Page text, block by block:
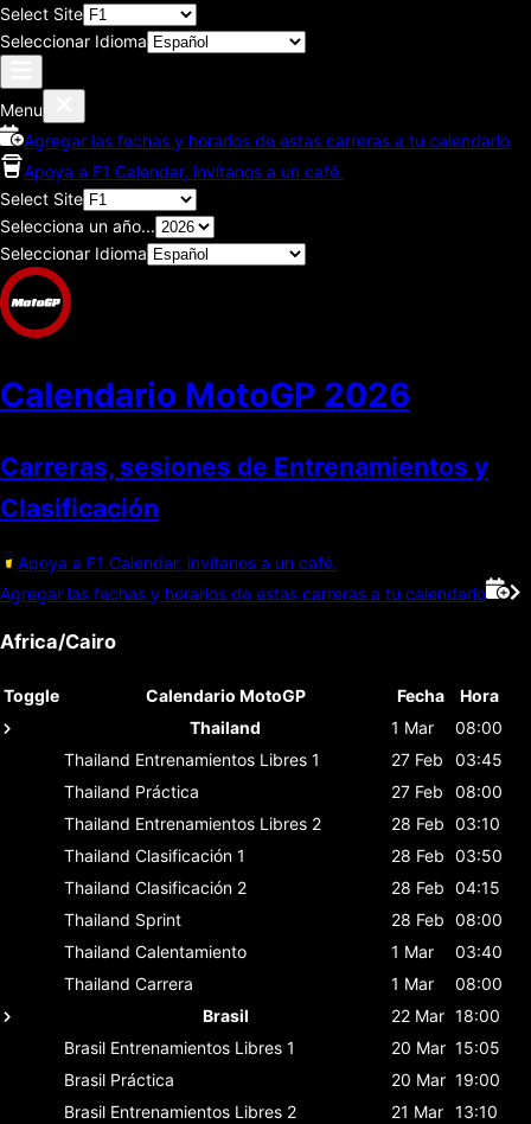
Select Site
Seleccionar Idioma
Menu
Agregar las fechas y horarios de estas carreras a tu calendario
Apoya a F1 Calendar, invítanos a un café.
Select Site
Selecciona un año...
Seleccionar Idioma
Calendario MotoGP 2026
Carreras, sesiones de Entrenamientos y
Clasificación
Apoya a F1 Calendar, invítanos a un café.
Agregar las fechas y horarios de estas carreras a tu calendario
Africa/Cairo
Toggle Calendario MotoGP Fecha
Hora
Thailand
1 Mar
08:00
Thailand Entrenamientos Libres 1 27 Feb
03:45
Thailand Práctica 27 Feb
08:00
Thailand Entrenamientos Libres 2 28 Feb 03:10
Thailand Clasificación 1 28 Feb 03:50
Thailand Clasificación 2 28 Feb 04:15
Thailand Sprint 28 Feb 08:00
Thailand Calentamiento 1 Mar
03:40
Thailand Carrera 1 Mar
08:00
Brasil
22 Mar 18:00
Brasil Entrenamientos Libres 1 20 Mar 15:05
Brasil Práctica 20 Mar 19:00
Brasil Entrenamientos Libres 2 21 Mar 13:10